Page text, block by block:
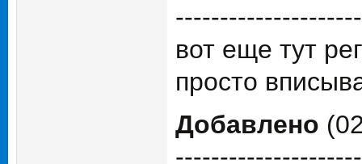
вот еще тут
просто
Добавлено